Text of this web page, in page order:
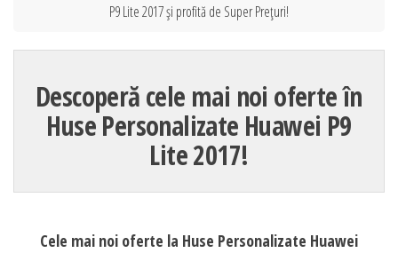
P9 Lite 2017 și profită de Super Prețuri!
Descoperă cele mai noi oferte în
Huse Personalizate Huawei P9
Lite 2017!
Cele mai noi oferte la Huse Personalizate Huawei